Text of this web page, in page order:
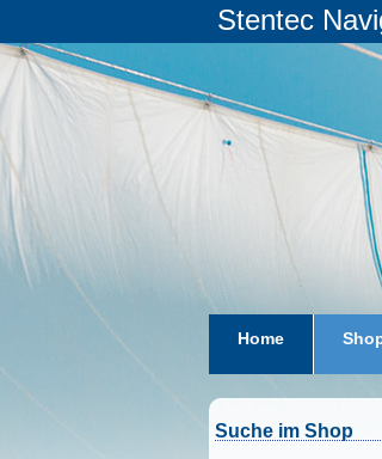
Stentec
Home
Suche im Shop